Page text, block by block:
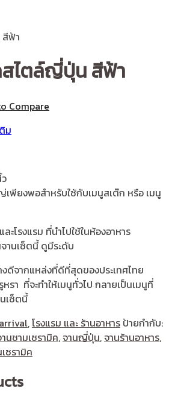
ฟ้า
สไตล์ญี่ปุ่น สีฟ้า
Compare
ม
ยงพอสำหรับใช้กับเมนูสเต๊ก หรือ เมนู
ละโรงแรม ที่นำไปใช้ในห้องอาหาร
านเซ็ตนี้ ดูมีระดับ
ดีจากแหล่งที่ดีที่สุดของประเทศไทย
รา ที่จะทำให้เมนูทั่วไป กลายเป็นเมนูที่
เซ็ตนี้
,โรงแรม และ ร้านอาหาร ป้ายกำกับ:
นชามเซรามิค,จานญี่ปุ่น,จานร้านอาหาร,
ซรามิค